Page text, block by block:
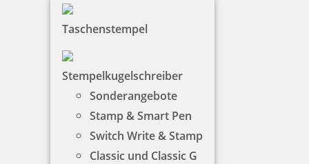
Taschenstempel
Stempelkugelschreiber
Sonderangebote
Stamp & Smart Pen
Switch Write & Stamp
Classic und Classic G
Smartpen Heri Stamp & Touch Pen 3304 Stempelkugelschreiber
Pink mit Gutschein